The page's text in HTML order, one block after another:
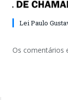
Lei Paulo
Os comentários